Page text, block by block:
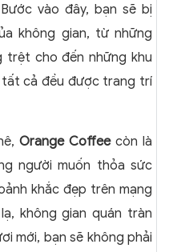
vào đây, bạn sẽ bị
không gian, từ những
trệt cho đến những khu
cả đều được trang trí
Orange Coffeecòn là
người muốn thỏa sức
khắc đẹp trên mạng
không gian quán tràn
mới, bạn sẽ không phải